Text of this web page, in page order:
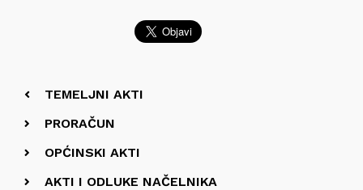
TEMELJNI AKTI
PRORAČUN
OPĆINSKI AKTI
AKTI I ODLUKE NAČELNIKA